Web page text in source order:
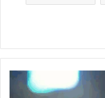
entra